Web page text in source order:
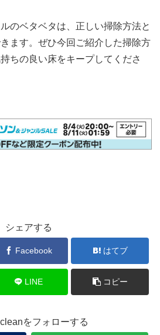
のベタベタは、正しい掃除方法と
ます。ぜひ今回ご紹介した掃除方
ちの良い床をキープしてくださ
シェアする
Facebook はてブ
LINE コピー
をフォローする